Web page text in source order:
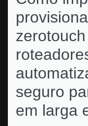
seguro
em larga